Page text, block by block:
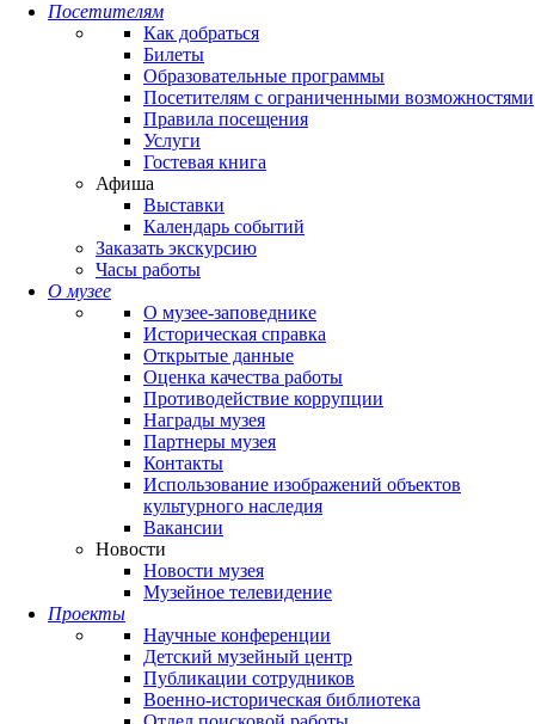
Посетителям
Как добраться
Билеты
Образовательные программы
Посетителям с ограниченными возможностями
Правила посещения
Услуги
Гостевая книга
Афиша
Выставки
Календарь событий
Заказать экскурсию
Часы работы
О музее
О музее-заповеднике
Историческая справка
Открытые данные
Оценка качества работы
Противодействие коррупции
Награды музея
Партнеры музея
Контакты
Использование изображений объектов
культурного наследия
Вакансии
Новости
Новости музея
Музейное телевидение
Проекты
Научные конференции
Детский музейный центр
Публикации сотрудников
Военно-историческая библиотека